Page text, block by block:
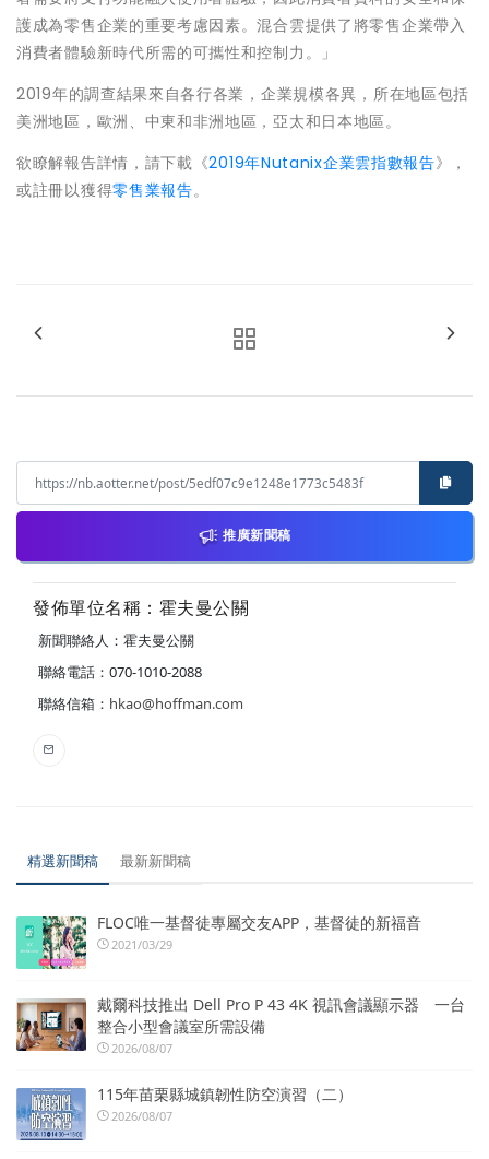
護成為零售企業的重要考慮因素。混合雲提供了將零售企業帶入
消費者體驗新時代所需的可攜性和控制力。」
2019年的調查結果來自各行各業，企業規模各異，所在地區包括
美洲地區，歐洲、中東和非洲地區，亞太和日本地區。
欲瞭解報告詳情，請下載《2019年Nutanix企業雲指數報告》，
或註冊以獲得零售業報告。
推廣新聞稿
發佈單位名稱：霍夫曼公關
新聞聯絡人：霍夫曼公關
聯絡電話：070-1010-2088
聯絡信箱： hkao@hoffman.com
精選新聞稿 最新新聞稿
FLOC唯一基督徒專屬交友APP，基督徒的新福音
2021/03/29
戴爾科技推出 Dell Pro P 43 4K 視訊會議顯示器 一台
整合小型會議室所需設備
2026/08/07
115年苗栗縣城鎮韌性防空演習（二）
2026/08/07